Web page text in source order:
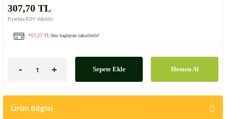
307,70 TL
Fiyatlara KDV dahildir.
*57,27 TL'den başlayan taksitlerle!
Sepete Ekle Hemen Al
Ürün Bilgisi